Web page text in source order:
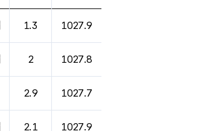
1.3 1027.9
2 1027.8
2.9 1027.7
2.1 1027.9